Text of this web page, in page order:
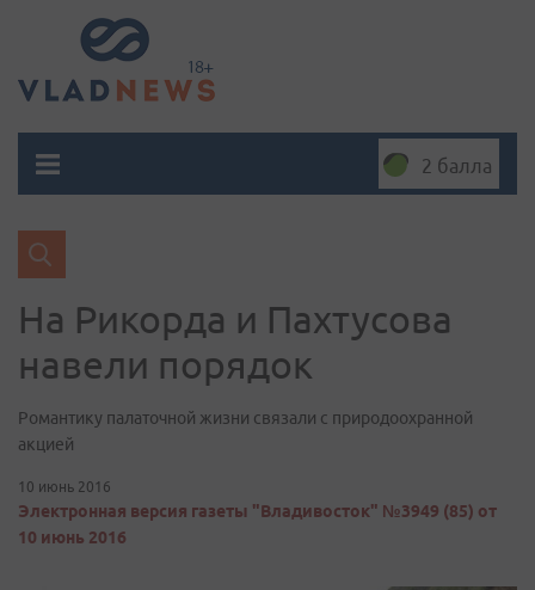
2 балла
На Рикорда и Пахтусова
навели порядок
Романтику палаточной жизни связали с природоохранной
акцией
10 июнь 2016
Электронная версия газеты "Владивосток" №3949 (85) от
10 июнь 2016